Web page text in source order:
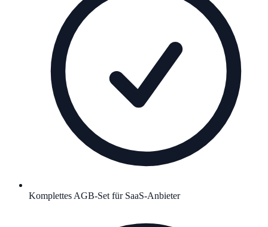
Komplettes AGB-Set für SaaS-Anbieter